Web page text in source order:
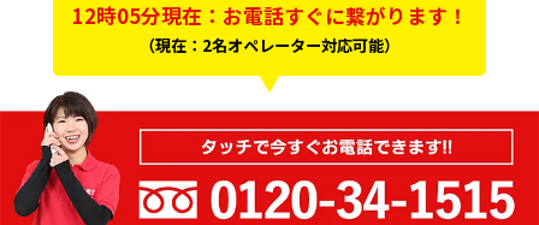
12時05分現在：お電話すぐに繋がります！
（現在：2名オペレーター対応可能）